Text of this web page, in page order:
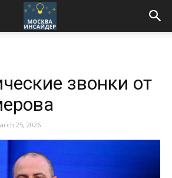
звонки от
25, 2026